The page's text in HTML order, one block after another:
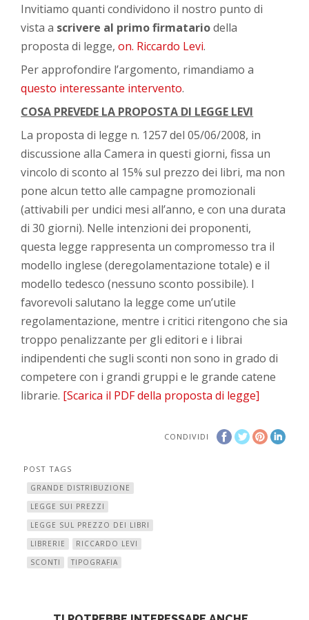
Invitiamo quanti condividono il nostro punto di
vista a scrivere al primo firmatariodella
proposta di legge,on. Riccardo Levi.
Per approfondire l’argomento, rimandiamo a
questo interessante intervento.
COSA PREVEDE LA PROPOSTA DI LEGGE LEVI
La proposta di legge n. 1257 del 05/06/2008, in
discussione alla Camera in questi giorni, fissa un
vincolo di sconto al 15% sul prezzo dei libri, ma non
pone alcun tetto alle campagne promozionali
(attivabili per undici mesi all’anno, e con una durata
di 30 giorni). Nelle intenzioni dei proponenti,
questa legge rappresenta un compromesso tra il
modello inglese (deregolamentazione totale) e il
modello tedesco (nessuno sconto possibile). I
favorevoli salutano la legge come un’utile
regolamentazione, mentre i critici ritengono che sia
troppo penalizzante per gli editori e i librai
indipendenti che sugli sconti non sono in grado di
competere con i grandi gruppi e le grande catene
librarie. [Scarica il PDF della proposta di legge]
CONDIVIDI
POST TAGS
GRANDE DISTRIBUZIONE
LEGGE SUI PREZZI
LEGGE SUL PREZZO DEI LIBRI
LIBRERIE
RICCARDO LEVI
SCONTI
TIPOGRAFIA